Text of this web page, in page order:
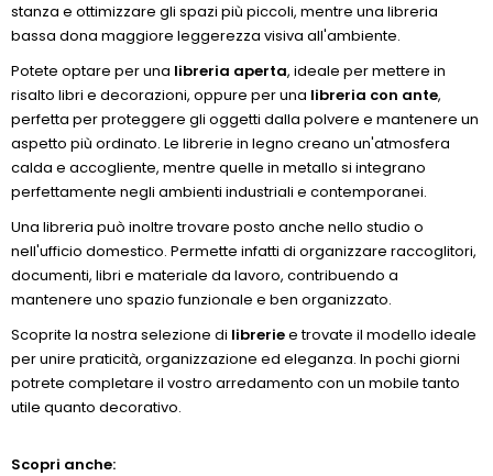
stanza e ottimizzare gli spazi più piccoli, mentre una libreria
bassa dona maggiore leggerezza visiva all'ambiente.
Potete optare per una libreria aperta, ideale per mettere in
risalto libri e decorazioni, oppure per una libreria con ante,
perfetta per proteggere gli oggetti dalla polvere e mantenere un
aspetto più ordinato. Le librerie in legno creano un'atmosfera
calda e accogliente, mentre quelle in metallo si integrano
perfettamente negli ambienti industriali e contemporanei.
Una libreria può inoltre trovare posto anche nello studio o
nell'ufficio domestico. Permette infatti di organizzare raccoglitori,
documenti, libri e materiale da lavoro, contribuendo a
mantenere uno spazio funzionale e ben organizzato.
Scoprite la nostra selezione di libreriee trovate il modello ideale
per unire praticità, organizzazione ed eleganza. In pochi giorni
potrete completare il vostro arredamento con un mobile tanto
utile quanto decorativo.
Scopri anche: